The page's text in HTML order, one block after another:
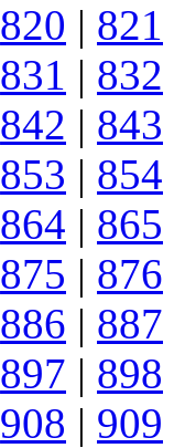
820 | 821
831 | 832
842 | 843
853 | 854
864 | 865
875 | 876
886 | 887
897 | 898
908 | 909